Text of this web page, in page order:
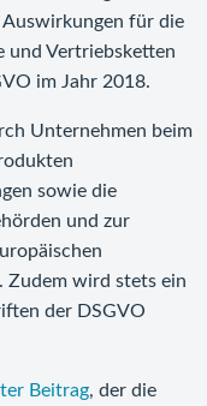
für die
und Vertriebsketten
im Jahr 2018.
Unternehmen beim
sowie die
und zur
Zudem wird stets ein
der DSGVO
Beitrag, der die